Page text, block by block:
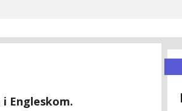
Engleskom.